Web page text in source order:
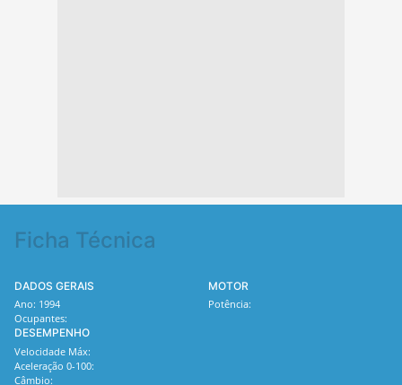
Ficha Técnica
DADOS GERAIS
Ano: 1994
Ocupantes:
MOTOR
Potência:
DESEMPENHO
Velocidade Máx:
Aceleração 0-100:
Câmbio: